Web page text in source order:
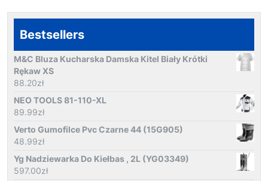
Bestsellers
M&C Bluza Kucharska Damska Kitel Biały Krótki
Rękaw XS
88.20zł
NEO TOOLS 81-110-XL
89.99zł
Verto Gumofilce Pvc Czarne 44 (15G905)
48.99zł
Yg Nadziewarka Do Kiełbas , 2L (YG03349)
597.00zł